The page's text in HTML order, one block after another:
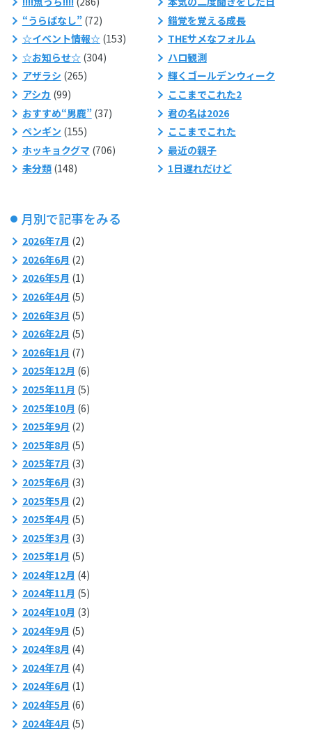
“うらばなし”(72)
☆イベント情報☆(153)
☆お知らせ☆(304)
アザラシ (265)
アシカ (99)
おすすめ“男鹿”(37)
ペンギン (155)
ホッキョクグマ (706)
未分類(148)
錯覚を覚える成長
THEサメなフォルム
ハロ観測
輝くゴールデンウィーク
ここまでこれた2
君の名は2026
ここまでこれた
最近の親子
1日遅れだけど
月別で記事をみる
2026年7月 (2)
2026年6月 (2)
2026年5月 (1)
2026年4月 (5)
2026年3月 (5)
2026年2月 (5)
2026年1月 (7)
2025年12月 (6)
2025年11月 (5)
2025年10月 (6)
2025年9月 (2)
2025年8月 (5)
2025年7月 (3)
2025年6月 (3)
2025年5月 (2)
2025年4月 (5)
2025年3月 (3)
2025年1月 (5)
2024年12月 (4)
2024年11月 (5)
2024年10月 (3)
2024年9月 (5)
2024年8月 (4)
2024年7月 (4)
2024年6月 (1)
2024年5月 (6)
2024年4月 (5)